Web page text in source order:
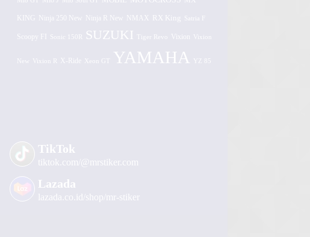
KING Ninja 250 New Ninja R New NMAX RX King Satria F
Scoopy FI Sonic 150R SUZUKI Tiger Revo Vixion Vixion
Vixion R X-Ride Xeon GT YAMAHA YZ 85
TikTok
tiktok.com/@mrstiker.com
Lazada
lazada.co.id/shop/mr-stiker